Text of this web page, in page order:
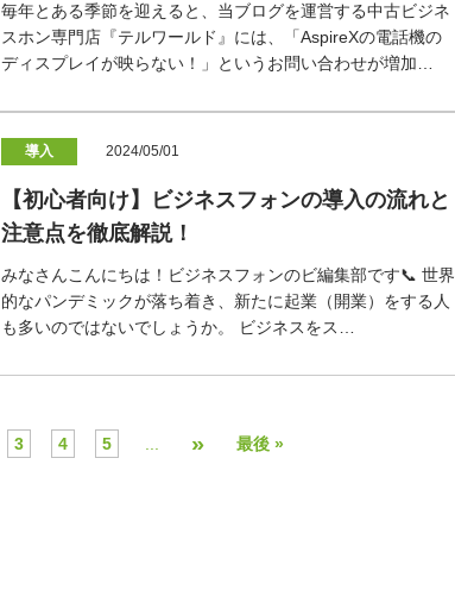
毎年とある季節を迎えると、当ブログを運営する中古ビジネ
スホン専門店『テルワールド』には、「AspireXの電話機の
ディスプレイが映らない！」というお問い合わせが増加…
導入 2024/05/01
【初心者向け】ビジネスフォンの導入の流れと
注意点を徹底解説！
みなさんこんにちは！ビジネスフォンのビ編集部です📞 世界
的なパンデミックが落ち着き、新たに起業（開業）をする人
も多いのではないでしょうか。 ビジネスをス…
3 4 5 » 最後 »